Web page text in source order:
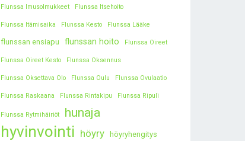
Flunssa Imusolmukkeet Flunssa Itsehoito
Flunssa Itämisaika Flunssa Kesto Flunssa Lääke
flunssan ensiapu flunssan hoito Flunssa Oireet
Flunssa Oireet Kesto Flunssa Oksennus
Flunssa Oksettava Olo Flunssa Oulu Flunssa Ovulaatio
Flunssa Raskaana Flunssa Rintakipu Flunssa Ripuli
Flunssa Rytmihäiriöt hunaja
hyvinvointi höyry höyryhengitys